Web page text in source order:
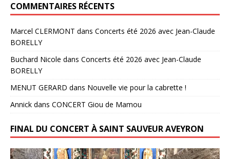
COMMENTAIRES RÉCENTS
Marcel CLERMONT dans Concerts été 2026 avec Jean-Claude
BORELLY
Buchard Nicole dans Concerts été 2026 avec Jean-Claude
BORELLY
MENUT GERARD dans Nouvelle vie pour la cabrette !
Annick dans CONCERT Giou de Mamou
FINAL DU CONCERT À SAINT SAUVEUR AVEYRON
Lecteur